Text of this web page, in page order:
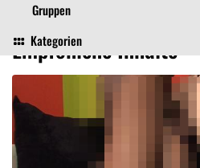
Gruppen
Kategorien
Empfohlene Inhalte